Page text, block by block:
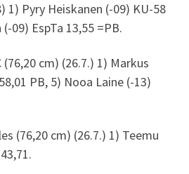
1) Pyry Heiskanen (-09) KU-58
09) EspTa 13,55 =PB.
cm) (26.7.) 1) Markus
PB, 5) Nooa Laine (-13)
(76,20 cm) (26.7.) 1) Teemu